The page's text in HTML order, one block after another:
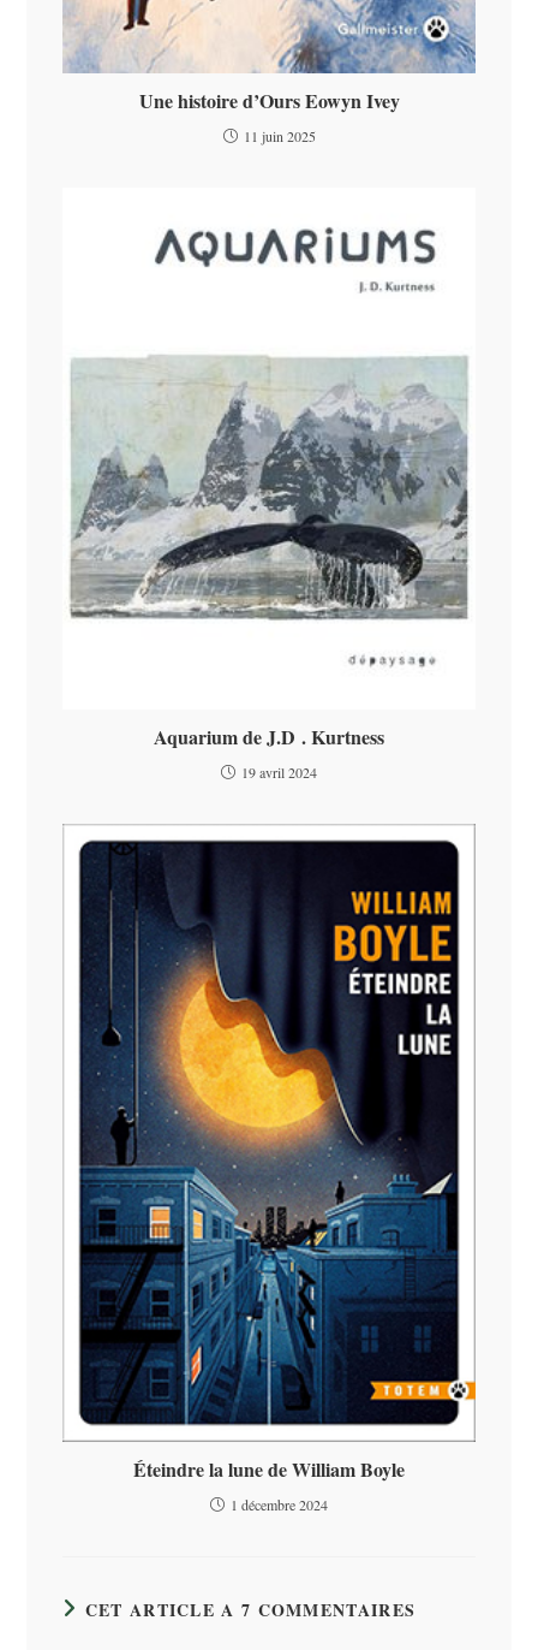
Une histoire d’Ours Eowyn Ivey
11 juin 2025
Aquarium de J.D . Kurtness
19 avril 2024
Éteindre la lune de William Boyle
1 décembre 2024
CET ARTICLE A 7 COMMENTAIRES